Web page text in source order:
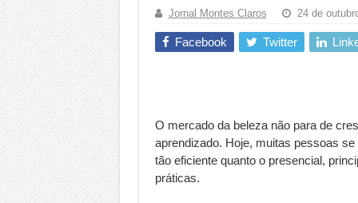
De economista a
Marcenaria sob medida:
Investimento em energia
Serralheria de Alumínio
Jornal Montes Claros 24 de
Facebook Twitter
O mercado da beleza não para de
aprendizado. Hoje, muitas pessoas
tão eficiente quanto o presencial,
práticas.